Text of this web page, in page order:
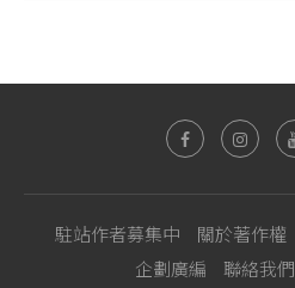
駐站作者募集中 關於著作權
企劃廣編
聯絡我們